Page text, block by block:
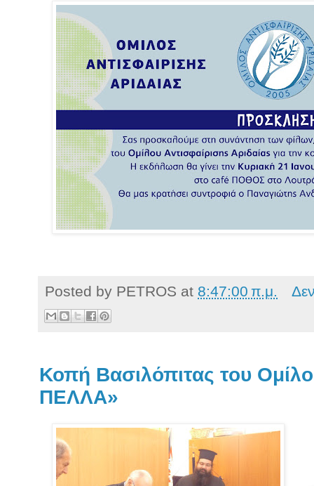
Posted by PETROS at 8:47:00 π.μ.
Κοπή Βασιλόπιτας του
ΠΕΛΛΑ»